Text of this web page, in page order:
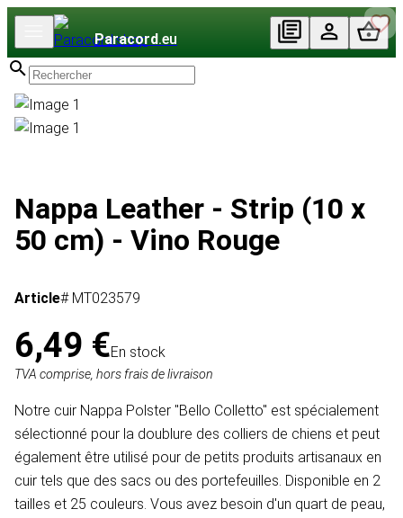
Paracord.eu
Nappa Leather - Strip (10 x
50 cm) - Vino Rouge
Article# MT023579
6,49 €En stock
TVA comprise, hors frais de livraison
Notre cuir Nappa Polster "Bello Colletto" est spécialement
sélectionné pour la doublure des colliers de chiens et peut
également être utilisé pour de petits produits artisanaux en
cuir tels que des sacs ou des portefeuilles. Disponible en 2
tailles et 25 couleurs. Vous avez besoin d'un quart de peau,